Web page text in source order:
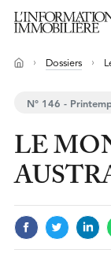
Dossiers
N° 146 -
LE